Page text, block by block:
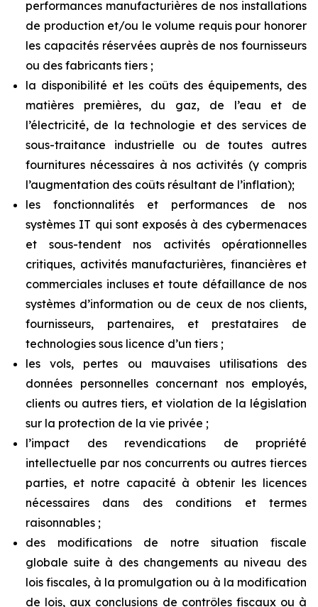
performances manufacturières de nos installations
de production et/ou le volume requis pour honorer
les capacités réservées auprès de nos fournisseurs
ou des fabricants tiers ;
la disponibilité et les coûts des équipements, des
matières premières, du gaz, de l’eau et de
l’électricité, de la technologie et des services de
sous-traitance industrielle ou de toutes autres
fournitures nécessaires à nos activités (y compris
l’augmentation des coûts résultant de l’inflation);
les fonctionnalités et performances de nos
systèmes IT qui sont exposés à des cybermenaces
et sous-tendent nos activités opérationnelles
critiques, activités manufacturières, financières et
commerciales incluses et toute défaillance de nos
systèmes d’information ou de ceux de nos clients,
fournisseurs, partenaires, et prestataires de
technologies sous licence d’un tiers ;
les vols, pertes ou mauvaises utilisations des
données personnelles concernant nos employés,
clients ou autres tiers, et violation de la législation
sur la protection de la vie privée ;
l’impact des revendications de propriété
intellectuelle par nos concurrents ou autres tierces
parties, et notre capacité à obtenir les licences
nécessaires dans des conditions et termes
raisonnables ;
des modifications de notre situation fiscale
globale suite à des changements au niveau des
lois fiscales, à la promulgation ou à la modification
de lois, aux conclusions de contrôles fiscaux ou à